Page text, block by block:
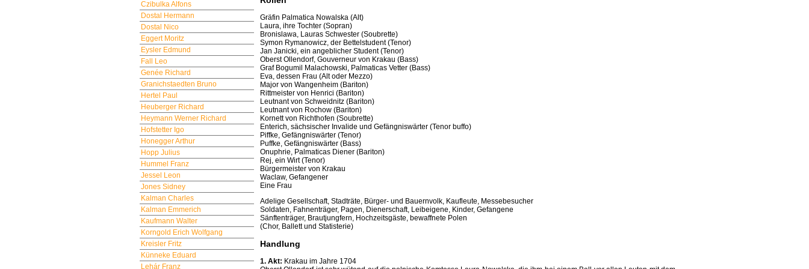
Czibulka Alfons
Dostal Hermann
Dostal Nico
Eggert Moritz
Eysler Edmund
Fall Leo
Genée Richard
Granichstaedten Bruno
Hertel Paul
Heuberger Richard
Heymann Werner Richard
Hofstetter Igo
Honegger Arthur
Hopp Julius
Hummel Franz
Jessel Leon
Jones Sidney
Kalman Charles
Kalman Emmerich
Kaufmann Walter
Korngold Erich Wolfgang
Kreisler Fritz
Künneke Eduard
Lehár Franz
Gräfin Palmatica Nowalska (Alt)
Laura, ihre Tochter (Sopran)
Bronislawa, Lauras Schwester (Soubrette)
Symon Rymanowicz, der Bettelstudent (Tenor)
Jan Janicki, ein angeblicher Student (Tenor)
Oberst Ollendorf, Gouverneur von Krakau (Bass)
Graf Bogumil Malachowski, Palmaticas Vetter (Bass)
Eva, dessen Frau (Alt oder Mezzo)
Major von Wangenheim (Bariton)
Rittmeister von Henrici (Bariton)
Leutnant von Schweidnitz (Bariton)
Leutnant von Rochow (Bariton)
Kornett von Richthofen (Soubrette)
Enterich, sächsischer Invalide und Gefängniswärter (Tenor buffo)
Piffke, Gefängniswärter (Tenor)
Puffke, Gefängniswärter (Bass)
Onuphrie, Palmaticas Diener (Bariton)
Rej, ein Wirt (Tenor)
Bürgermeister von Krakau
Waclaw, Gefangener
Eine Frau
Adelige Gesellschaft, Stadträte, Bürger- und Bauernvolk, Kaufleute, Messebesucher
Soldaten, Fahnenträger, Pagen, Dienerschaft, Leibeigene, Kinder, Gefangene
Sänftenträger, Brautjungfern, Hochzeitsgäste, bewaffnete Polen
(Chor, Ballett und Statisterie)
Handlung
1. Akt: Krakau im Jahre 1704